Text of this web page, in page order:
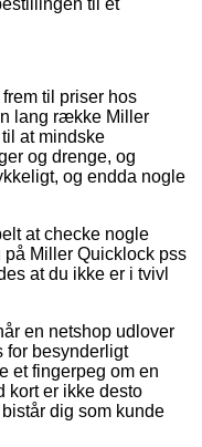
til priser hos
lang række Miller
at mindske
og drenge, og
og endda nogle
at checke nogle
Miller Quicklock pss
at du ikke er i tvivl
en netshop udlover
for besynderligt
et fingerpeg om en
kort er ikke desto
dig som kunde